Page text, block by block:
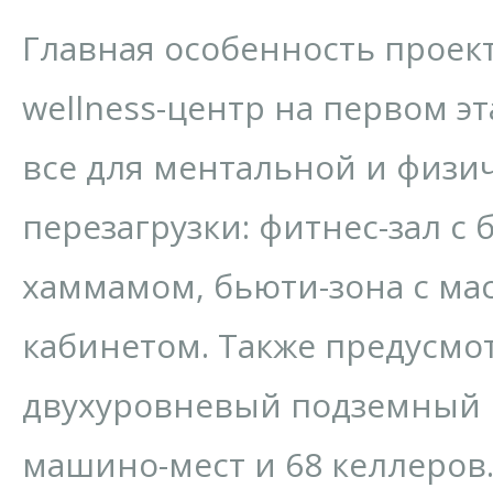
Главная особенность
wellness-центр на первом
все для ментальной и
перезагрузки: фитнес-зал с
хаммамом, бьюти-зона с
кабинетом. Также
двухуровневый подземный
машино-мест и 68 келлеров.